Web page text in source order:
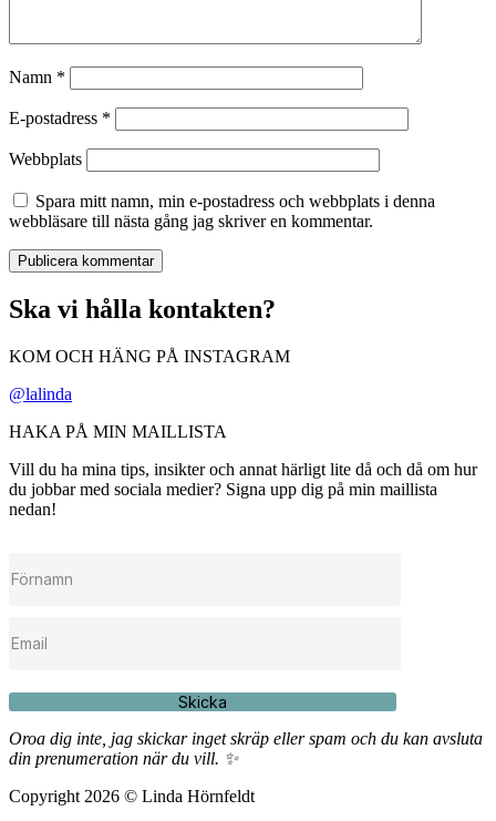
Namn *
E-postadress *
Webbplats
Spara mitt namn, min e-postadress och webbplats i denna
webbläsare till nästa gång jag skriver en kommentar.
Ska vi hålla kontakten?
KOM OCH HÄNG PÅ INSTAGRAM
@lalinda
HAKA PÅ MIN MAILLISTA
Vill du ha mina tips, insikter och annat härligt lite då och då om hur
du jobbar med sociala medier? Signa upp dig på min maillista
nedan!
Skicka
Oroa dig inte, jag skickar inget skräp eller spam och du kan avsluta
din prenumeration när du vill. ✨
Copyright 2026 © Linda Hörnfeldt